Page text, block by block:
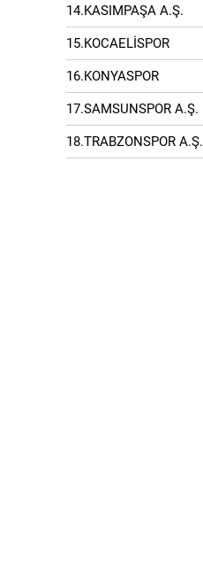
14.KASIMPAŞA A.Ş.
15.KOCAELİSPOR
16.KONYASPOR
17.SAMSUNSPOR A.Ş.
18.TRABZONSPOR A.Ş.